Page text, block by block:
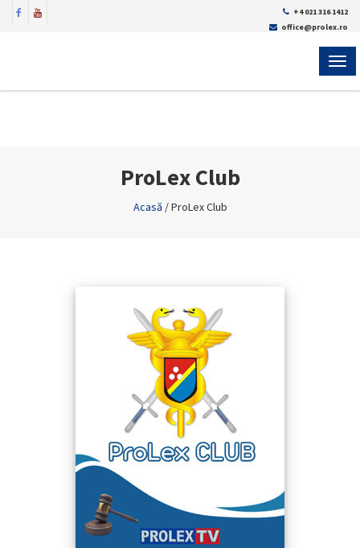
+4 021 316 1412
office@prolex.ro
ProLex Club
Acasă /ProLex Club